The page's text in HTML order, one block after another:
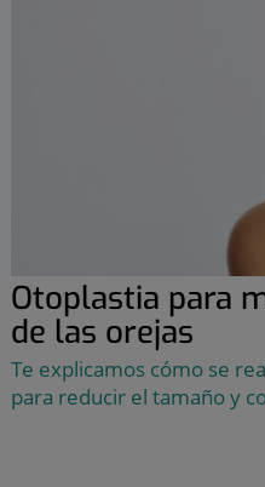
Otoplastia para
de las orejas
Te explicamos cómo se
para reducir el tamaño y